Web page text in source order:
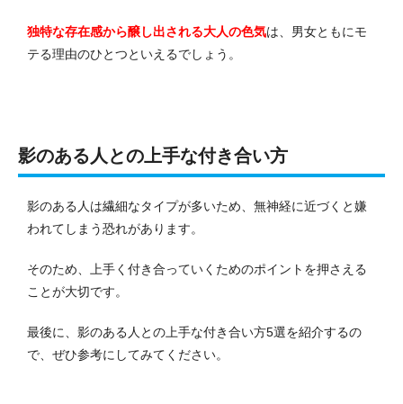
独特な存在感から醸し出される大人の色気は、男女ともにモ
テる理由のひとつといえるでしょう。
影のある人との上手な付き合い方
影のある人は繊細なタイプが多いため、無神経に近づくと嫌
われてしまう恐れがあります。
そのため、上手く付き合っていくためのポイントを押さえる
ことが大切です。
最後に、影のある人との上手な付き合い方5選を紹介するの
で、ぜひ参考にしてみてください。